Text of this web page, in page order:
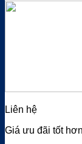
Liên hệ
Giá ưu đãi tốt